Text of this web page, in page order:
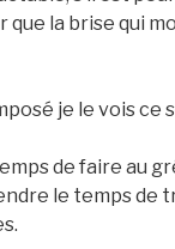
que la brise qui
je le vois ce
de faire au
le temps de